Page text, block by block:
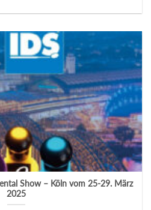
Show – Köln vom 25-29. März
2025